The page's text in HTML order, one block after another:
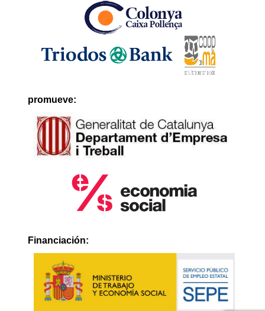
promueve:
Financiación: